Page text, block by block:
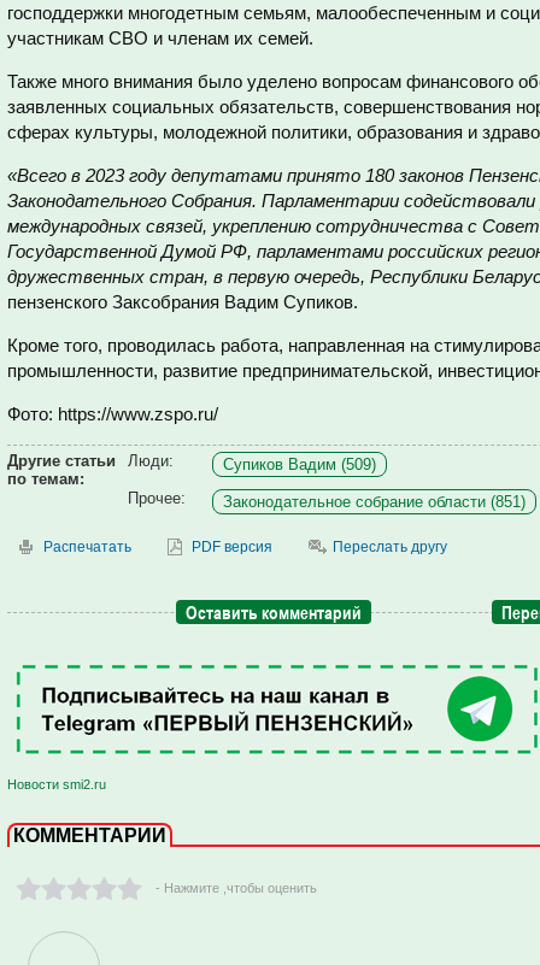
господдержки многодетным семьям, малообеспеченным и
участникам СВО и членам их семей.
Также много внимания было уделено вопросам финансового
заявленных социальных обязательств, совершенствования
сферах культуры, молодежной политики, образования и
«Всего в 2023 году депутатами принято 180 законов
Законодательного Собрания. Парламентарии
международных связей, укреплению сотрудничества с
Государственной Думой РФ, парламентами российских
дружественных стран, в первую очередь, Республики
пензенского Заксобрания Вадим Супиков.
Кроме того, проводилась работа, направленная на
промышленности, развитие предпринимательской,
Фото: https://www.zspo.ru/
Другие статьи
по темам:
Люди:
Супиков Вадим (509)
Прочее:
Законодательное собрание области (851)
Распечатать PDF версия Переслать другу
Оставить комментарий
Новости smi2.ru
КОММЕНТАРИИ
- Нажмите ,чтобы оценить